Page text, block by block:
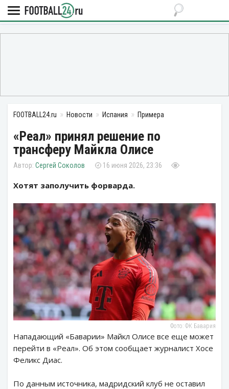
FOOTBALL24.ru Новости Испания Примера
«Реал» принял решение по
трансферу Майкла Олисе
Сергей Соколов 16 июня 2026, 23:36
Хотят заполучить форварда.
Фото: ФК Бавария
Нападающий «Баварии» Майкл Олисе все еще может
перейти в «Реал». Об этом сообщает журналист Хосе
Феликс Диас.
По данным источника, мадридский клуб не оставил